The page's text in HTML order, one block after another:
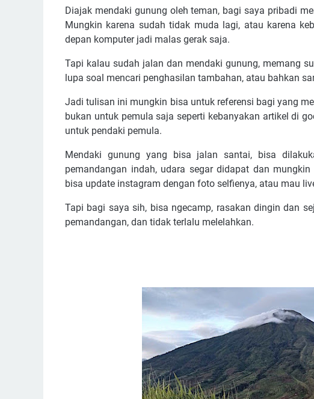
Pendakian Bukit Sikendil
Tracklog Pendakian Gunung Sikendil
Diajak mendaki gunung oleh teman, bagi saya pribadi
Mungkin karena sudah tidak muda lagi, atau karena
depan komputer jadi malas gerak saja.
Tapi kalau sudah jalan dan mendaki gunung, memang
lupa soal mencari penghasilan tambahan, atau bahkan
Jadi tulisan ini mungkin bisa untuk referensi bagi yang
bukan untuk pemula saja seperti kebanyakan artikel di
untuk pendaki pemula.
Mendaki gunung yang bisa jalan santai, bisa
pemandangan indah, udara segar didapat dan
bisa update instagram dengan foto selfienya, atau mau
Tapi bagi saya sih, bisa ngecamp, rasakan dingin dan
pemandangan, dan tidak terlalu melelahkan.